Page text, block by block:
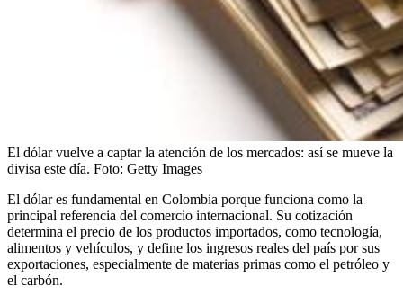
El dólar vuelve a captar la atención de los mercados: así se mueve la
divisa este día. Foto: Getty Images
El dólar es fundamental en Colombia porque funciona como la
principal referencia del comercio internacional. Su cotización
determina el precio de los productos importados, como tecnología,
alimentos y vehículos, y define los ingresos reales del país por sus
exportaciones, especialmente de materias primas como el petróleo y
el carbón.